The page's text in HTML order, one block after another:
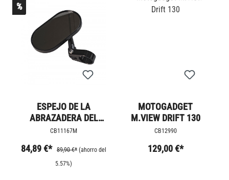
%
ESPEJO DE LA
ABRAZADERA DEL
MANILLAR OVALADO
CB11167M
84,89 €* 89,90 €* (ahorro del
5.57%)
MOTOGADGET
M.VIEW DRIFT 130
CB12990
129,00 €*